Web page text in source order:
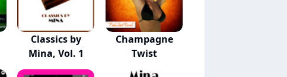
Classics by
Mina, Vol. 1
Champagne
Twist